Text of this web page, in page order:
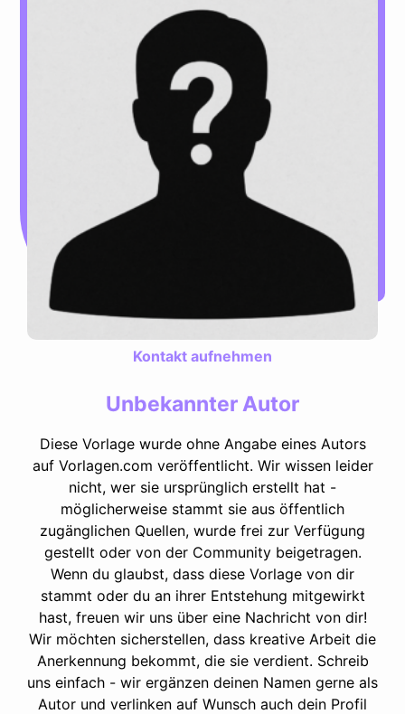
Kontakt aufnehmen
Unbekannter Autor
Diese Vorlage wurde ohne Angabe eines Autors
auf Vorlagen.com veröffentlicht. Wir wissen leider
nicht, wer sie ursprünglich erstellt hat -
möglicherweise stammt sie aus öffentlich
zugänglichen Quellen, wurde frei zur Verfügung
gestellt oder von der Community beigetragen.
Wenn du glaubst, dass diese Vorlage von dir
stammt oder du an ihrer Entstehung mitgewirkt
hast, freuen wir uns über eine Nachricht von dir!
Wir möchten sicherstellen, dass kreative Arbeit die
Anerkennung bekommt, die sie verdient. Schreib
uns einfach - wir ergänzen deinen Namen gerne als
Autor und verlinken auf Wunsch auch dein Profil